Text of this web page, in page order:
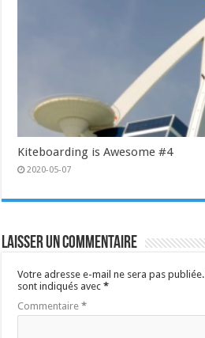
Kiteboarding is Awesome #4
2020-05-07
Laisser un commentaire
Votre adresse e-mail ne sera pas publiée.
sont indiqués avec*
Commentaire*